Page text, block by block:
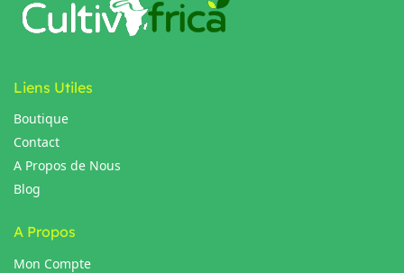
Liens Utiles
Boutique
Contact
A Propos de Nous
Blog
A Propos
Mon Compte